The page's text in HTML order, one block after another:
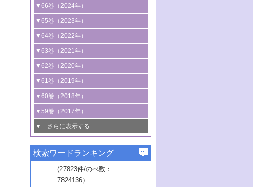
2号 コンピューター技術により加速する
触媒開発
3号 有機分子変換やCO 資源化のための
光触媒に関する最近の研究
B号 第137回触媒討論会（2026年）
1号 CO
水素化によるグリーン燃料/グリ
ーンケミカル製造
2号 水素製造のための水分解技術に関す
る最近の研究
3号 オレフィン系樹脂の精密合成に関す
る最新技術
4号 アルコール類の効率的変換を実現す
る非貴金属触媒の研究動向
5号 ゼオライトの合成と応用における研
究動向
6号 ヘテロ接合界面
B号 第135回触媒討論会（2025年）
▼66巻（2024年）
1号 低次元ナノ構造を有する触媒材料
2号 規制反応場を活用した固体触媒研究
の新展開
3号 未踏分子変換を目指した酸化触媒プ
ロセスの最前線
4号 シンクロトロン放射光および中性子
線を利用した触媒解析技術の最先端
5号 単原子触媒
6号 参照触媒委員会からのお知らせ
B号 第133回触媒討論会（2023年）
▼65巻（2023年）
1号 炭素が関わる触媒機能
2号 プラスチックケミカルリサイクルの
ための触媒技術
3号 非酸化物系金属化合物を基盤とした
触媒材料の開発
4号 格子酸素・格子酸素欠陥を利用した
触媒反応
5号 生体触媒によるエネルギー変換反応
6号 窒素とリンの循環のための触媒・機
能性材料
▼64巻（2022年）
1号 合成ガス製造とCOを用いるケミカル
ズ合成の最新動向
2号 化学品合成のための合金触媒開発
3号 CO の排出削減および有効活用のた
めの触媒技術
4号 若手による情報発信企画～とびたて
若き触媒の研究者たち～（1）
若き触媒の研究者たち～（2）
6号 石油のノーブル・ユースを志向した
触媒技術
▼63巻（2021年）
1号 金触媒の新展開
2号 ペロブスカイト
3号 特殊反応場を利用した触媒的分子変
換反応
4号 多孔質材料を用いた触媒の新展開
5号 情報学的手法を用いた触媒開発
6号 カーボンニュートラルに向けた電解
技術
B号 第127回触媒討論会（2021年・オン
ライン開催(Zoom)のみ）
▼62巻（2020年）
1号 触媒設計を拓く欠陥構造のキャラク
タリゼーション
2号 機能化学品製造に資するクリーンな
触媒的酸化反応
3号 水処理のための触媒化学
4号 光触媒を用いた水分解の最新の研究
動向
5号 次世代の触媒プロセスを支えるマイ
▼61巻（2019年）
1号 物質移動制御に着目した触媒プロセ
ス開発
2号 CO2 フリー水素サプライチェーンに
関わる触媒開発動向
3号 精密高分子合成に関する最近の研究
動向
4号 バイオマス化成品製造のための触媒
▼60巻（2018年）
1号 固体酸触媒の最新の研究動向
2号 二酸化炭素からの有用化学品合成
3号 ナノ粒子・クラスター触媒の最前線
4号 60周年記念企画
5号 進化するゼオライト合成技術
6号 非貴金属系触媒における電気化学的
▼59巻（2017年）
1号 いたるところに，触媒
最先端技術
3号 無機分離膜材料の開発と触媒反応プ
ロセスへの適用
▼…さらに表示する
1号 ユニークな構造の高分子を生み出す触
2号 リグニンからの化成品製造に向けた触
▼57巻（2015年）
1号 水素キャリアにかかわる触媒技術の新
▼56巻（2014年）
検索ワードランキング
(27823件/のべ数：
7824136）